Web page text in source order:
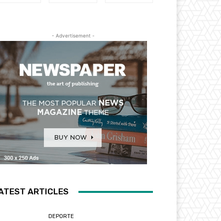
- Advertisement -
ARTICLES
DEPORTE